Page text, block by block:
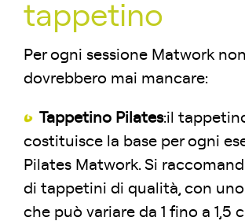
tappetino
Per ogni sessione Matwork non
dovrebbero mai mancare:
Tappetino Pilates:il
costituisce la base per ogni
Pilates Matwork. Si
di tappetini di qualità, con uno
che può variare da 1 fino a 1,5